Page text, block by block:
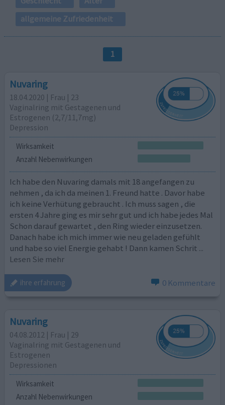
allgemeine Zufriedenheit
1
Nuvaring
18.04.2020 | Frau | 23
Vaginalring mit Gestagenen und
Estrogenen (2,7/11,7mg)
Depression
Wirksamkeit
Anzahl Nebenwirkungen
Ich habe den Nuvaring damals mit 18 angefangen zu
nehmen , da ich da meinen 1. Freund hatte . Davor habe
ich keine Verhütung gebraucht . Ich muss sagen , die
ersten 4 Jahre ging es mir sehr gut und ich habe jedes Mal
Schon darauf gewartet , den Ring wieder einzusetzen.
Danach habe ich mich immer wie neu geladen gefühlt
und habe so viel Energie gehabt ! Dann kamen Schrit ...
Lesen Sie mehr
ihre erfahrung 0 Kommentare
Nuvaring
04.08.2012 | Frau | 29
Vaginalring mit Gestagenen und
Estrogenen
Depressionen
Wirksamkeit
Anzahl Nebenwirkungen